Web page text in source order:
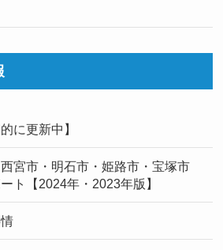
に更新中】
宮市・明石市・姫路市・宝塚市
ト【2024年・2023年版】